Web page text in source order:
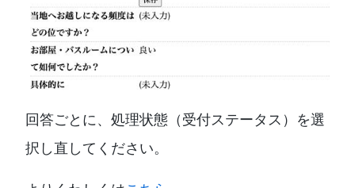
回答ごとに、処理状態（受付ステータス）を選
択し直してください。